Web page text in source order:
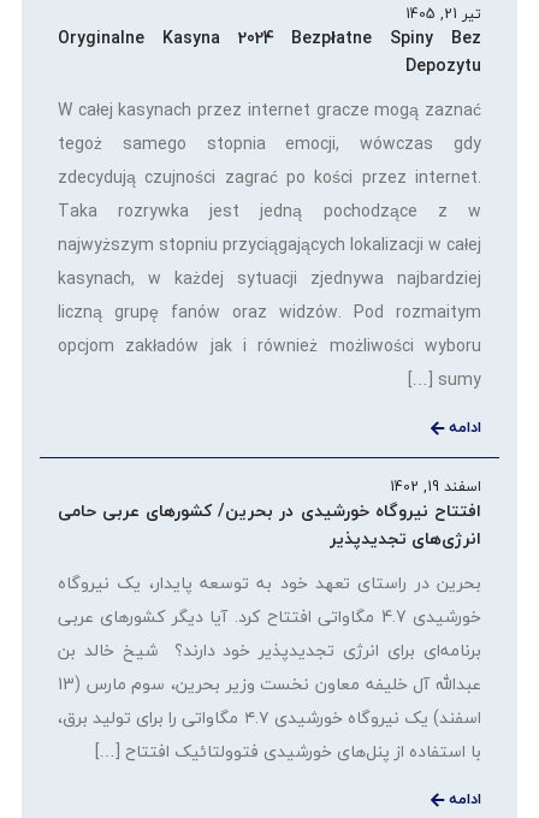
تیر 21, 1405
Oryginalne Kasyna 2024 Bezpłatne Spiny Bez
Depozytu
W całej kasynach przez internet gracze mogą zaznać
tegoż samego stopnia emocji, wówczas gdy
zdecydują czujności zagrać po kości przez internet.
Taka rozrywka jest jedną pochodzące z w
najwyższym stopniu przyciągających lokalizacji w całej
kasynach, w każdej sytuacji zjednywa najbardziej
liczną grupę fanów oraz widzów. Pod rozmaitym
opcjom zakładów jak i również możliwości wyboru
sumy […]
ادامه
اسفند 19, 1402
افتتاح نیروگاه خورشیدی در بحرین/ کشورهای عربی حامی
انرژی‌های تجدیدپذیر
بحرین در راستای تعهد خود به توسعه پایدار، یک نیروگاه
خورشیدی 4.7 مگاواتی افتتاح کرد. آیا دیگر کشورهای عربی
برنامه‌ای برای انرژی تجدیدپذیر خود دارند؟ شیخ خالد بن
عبدالله آل خلیفه معاون نخست وزیر بحرین، سوم مارس (13
اسفند) یک نیروگاه خورشیدی ۴.۷ مگاواتی را برای تولید برق،
با استفاده از پنل‌های خورشیدی فتوولتائیک افتتاح […]
ادامه